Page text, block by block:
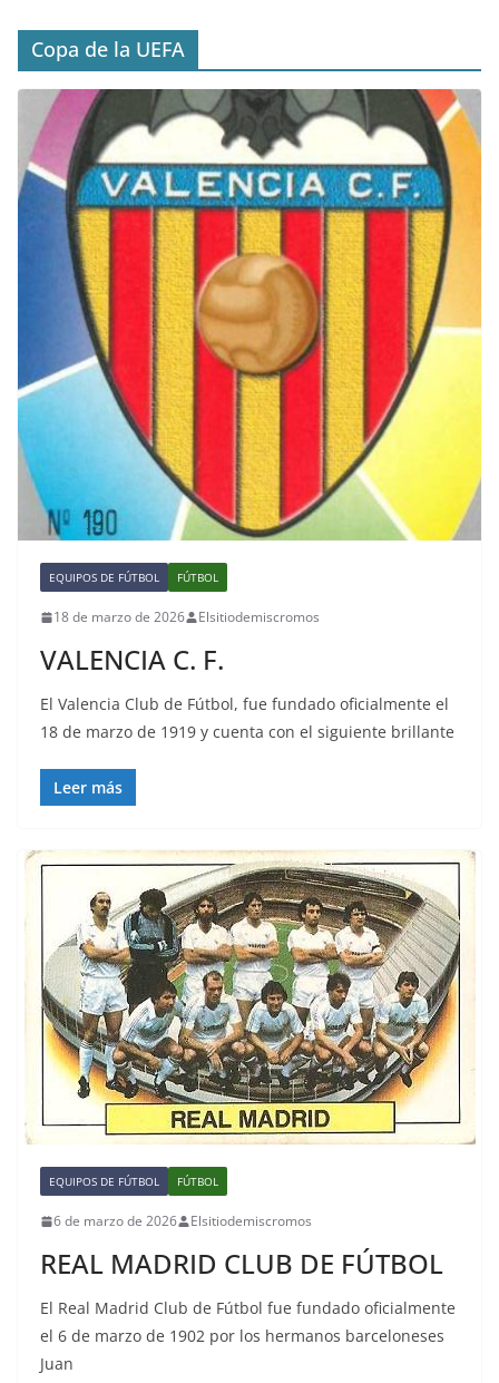
Copa de la UEFA
EQUIPOS DE FÚTBOL FÚTBOL
18 de marzo de 2026 Elsitiodemiscromos
VALENCIA C. F.
El Valencia Club de Fútbol, fue fundado oficialmente el
18 de marzo de 1919 y cuenta con el siguiente brillante
Leer más
EQUIPOS DE FÚTBOL FÚTBOL
6 de marzo de 2026 Elsitiodemiscromos
REAL MADRID CLUB DE FÚTBOL
El Real Madrid Club de Fútbol fue fundado oficialmente
el 6 de marzo de 1902 por los hermanos barceloneses
Juan